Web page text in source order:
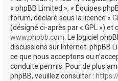
« phpBB Limited », « Équipes
forum, déclaré sous la licence «
(désigné ci-après par « GPL »)
www.phpbb.com . Le logiciel
discussions sur Internet. phpBB
ce que nous acceptons ou
conduite permis. Pour de plus
phpBB, veuillez consulter :